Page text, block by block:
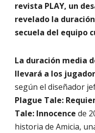
revista PLAY, un
revelado la
secuela del equipo
La duración media
llevará a los
según el diseñador
Plague Tale:
Tale: Innocence de
historia de Amicia,